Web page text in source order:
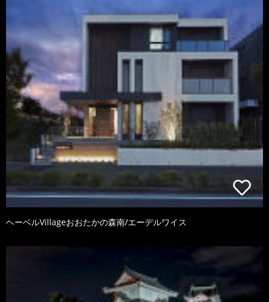
ヘーベルVillageおおたかの森南/エーデルワイス